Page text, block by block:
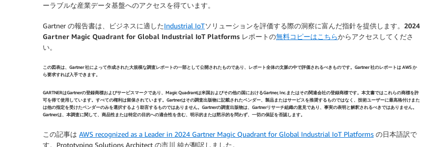
ーラブルな産業データ基盤へのアクセスを得ています。
Gartner の報告書は、ビジネスに適したIndustrial IoTソリューションを評価する際の洞察に富んだ指針を提供します。 2024
Gartner Magic Quadrant for Global Industrial IoT Platforms レポートの無料コピーはこちらからアクセスしてくださ
い。
この図表は、Gartner 社によって作成された大規模な調査レポートの一部として公開されたものであり、レポート全体の文脈の中で評価されるべきものです。Gartner 社のレポートは AWS か
ら要求すれば入手できます。
GARTNERはGartnerの登録商標およびサービスマークであり、Magic Quadrantは米国およびその他の国におけるGartner, Inc.またはその関連会社の登録商標です。本文書ではこれらの商標を許
可を得て使用しています。すべての権利は留保されています。Gartnerはその調査出版物に記載されたベンダー、製品またはサービスを推奨するものではなく、技術ユーザーに最高格付けまた
は他の指定を受けたベンダーのみを選択するよう助言するものではありません。Gartnerの調査出版物は、Gartnerリサーチ組織の意見であり、事実の表明と解釈されるべきではありません。
Gartnerは、本調査に関して、商品性または特定の目的への適合性を含む、明示的または黙示的を問わず、一切の保証を否認します。
この記事は AWS recognized as a Leader in 2024 Gartner Magic Quadrant for Global Industrial IoT Platforms の日本語訳で
す。Prototyping Solutions Architect の市川 純が翻訳しました。